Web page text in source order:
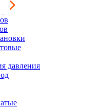
давления